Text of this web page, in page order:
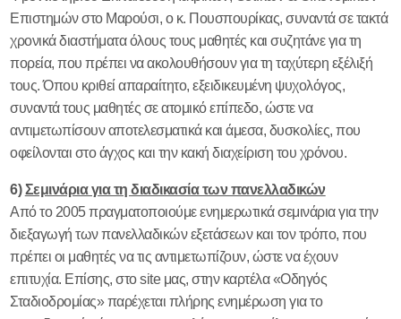
Επιστημών στο Μαρούσι, ο κ. Πουσπουρίκας, συναντά σε τακτά
χρονικά διαστήματα όλους τους μαθητές και συζητάνε για τη
πορεία, που πρέπει να ακολουθήσουν για τη ταχύτερη εξέλιξή
τους. Όπου κριθεί απαραίτητο, εξειδικευμένη ψυχολόγος,
συναντά τους μαθητές σε ατομικό επίπεδο, ώστε να
αντιμετωπίσουν αποτελεσματικά και άμεσα, δυσκολίες, που
οφείλονται στο άγχος και την κακή διαχείριση του χρόνου.
6)Σεμινάρια για τη διαδικασία των πανελλαδικών
Από το 2005 πραγματοποιούμε ενημερωτικά σεμινάρια για την
διεξαγωγή των πανελλαδικών εξετάσεων και τον τρόπο, που
πρέπει οι μαθητές να τις αντιμετωπίζουν, ώστε να έχουν
επιτυχία. Επίσης, στοsite μας, στην καρτέλα «Οδηγός
Σταδιοδρομίας» παρέχεται πλήρης ενημέρωση για το